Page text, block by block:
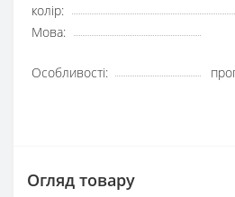
колір:
Мова:
Особливості:
Огляд товару